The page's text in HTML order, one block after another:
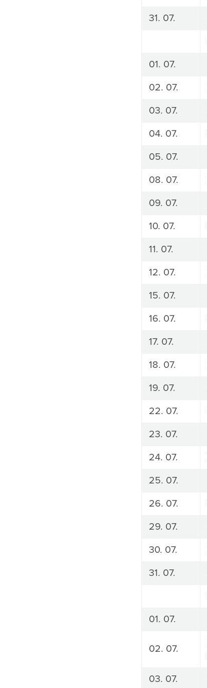
31. 07.
01. 07.
02. 07.
03. 07.
04. 07.
05. 07.
08. 07.
09. 07.
10. 07.
11. 07.
12. 07.
15. 07.
16. 07.
17. 07.
18. 07.
19. 07.
22. 07.
23. 07.
24. 07.
25. 07.
26. 07.
29. 07.
30. 07.
31. 07.
01. 07.
02. 07.
03. 07.